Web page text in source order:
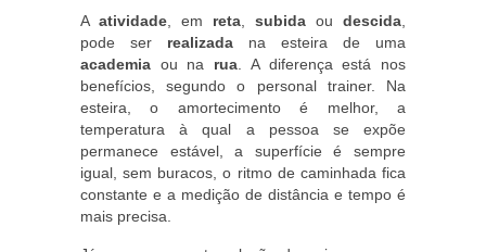
A atividade , em reta subida ou descida
pode ser realizada na esteira de uma
academia ou na rua . A diferença está nos
benefícios, segundo o personal trainer. Na
esteira, o amortecimento é melhor, a
temperatura à qual a pessoa se expõe
permanece estável, a superfície é sempre
igual, sem buracos, o ritmo de caminhada fica
constante e a medição de distância e tempo é
mais precisa.